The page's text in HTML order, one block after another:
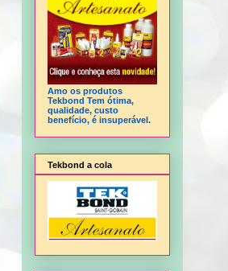
Amo os produtos
Tekbond Tem ótima,
qualidade, custo
benefício, é insuperável.
Tekbond a cola